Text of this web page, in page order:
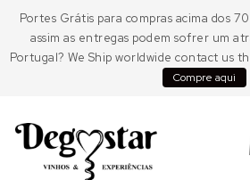
Portes Grátis para compras acima dos
assim as entregas podem sofrer um
Portugal? We Ship worldwide contact us
Compre aqui